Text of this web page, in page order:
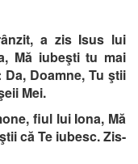
a zis Isus lui
Mă iubeşti tu mai
Doamne, Tu ştii
Mei.
fiul lui Iona, Mă
că Te iubesc. Zis-